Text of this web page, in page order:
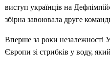
виступ українців на
збірна завоювала друге
Вперше за роки незалежності
Європи зі стрибків у воду,